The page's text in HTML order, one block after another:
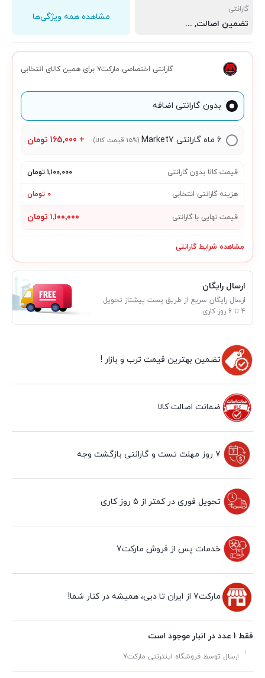
گارانتی
تضمین اصالت ,
سلامت فیزیکی
مشاهده همه ویژگی‌ها
گارانتی اختصاصی مارکت۷ برای همین کالای انتخابی
بدون گارانتی اضافه
۶ ماه گارانتی Market7 (15% قیمت کالا) +
165,000 تومان
قیمت کالا بدون گارانتی ۱٬۱۰۰٬۰۰۰ تومان
هزینه گارانتی انتخابی ۰ تومان
قیمت نهایی با گارانتی ۱٬۱۰۰٬۰۰۰ تومان
مشاهده شرایط گارانتی
ارسال رایگان
ارسال رایگان سریع از طریق پست پیشتاز تحویل
4 تا 6 روز کاری.
تضمین بهترین قیمت ترب و بازار !
ضمانت اصالت کالا
7 روز مهلت تست و گارانتی بازگشت وجه
تحویل فوری در کمتر از 5 روز کاری
خدمات پس از فروش مارکت7
مارکت7 از ایران تا دبی، همیشه در کنار شما!
فقط 1 عدد در انبار موجود است
ارسال توسط فروشگاه اینترنتی مارکت7